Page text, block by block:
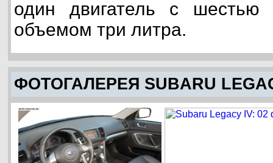
один двигатель с
объемом три литра.
ФОТОГАЛЕРЕЯ SUBARU